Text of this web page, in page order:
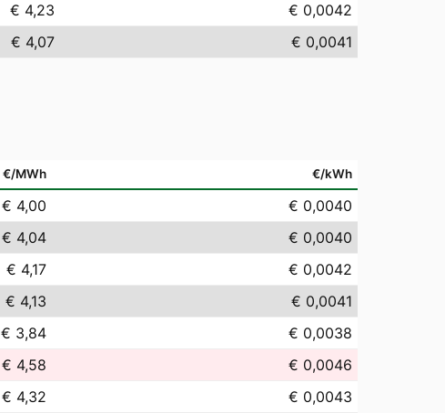
€ 4,23
€ 0,0042
€ 4,07 € 0,0041
€/MWh €/kWh
€ 4,00
€ 0,0040
€ 4,04
€ 0,0040
€ 4,17
€ 0,0042
€ 4,13
€ 0,0041
€ 3,84
€ 0,0038
€ 4,58
€ 0,0046
€ 4,32
€ 0,0043